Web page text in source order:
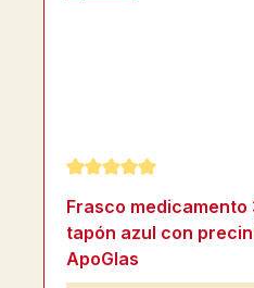
Calificación promedio
Frasco medicamento
tapón azul con
ApoGlas